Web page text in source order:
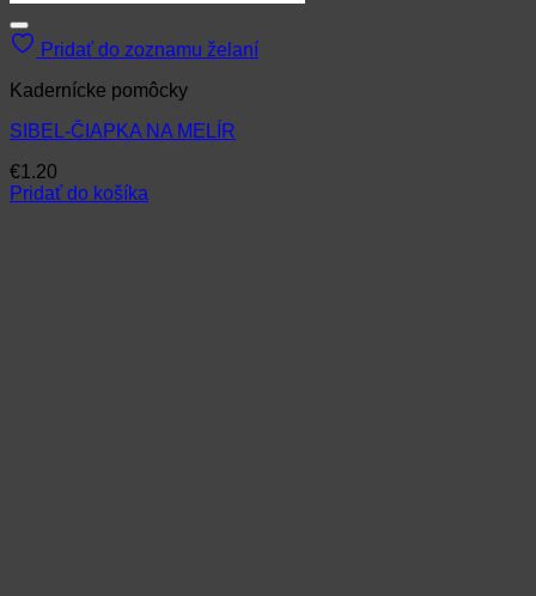
Pridať do zoznamu želaní
Kadernícke pomôcky
SIBEL-ČIAPKA NA MELÍR
€1.20
Pridať do košíka